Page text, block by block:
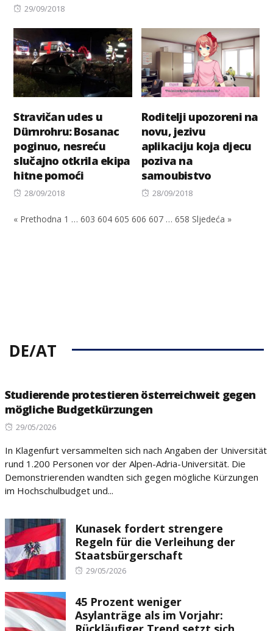
Posted
29/09/2018
Stravičan udes u
Dürnrohru: Bosanac
poginuo, nesreću
slučajno otkrila ekipa
hitne pomoći
Posted
28/09/2018
Roditelji upozoreni na
novu, jezivu
aplikaciju koja djecu
poziva na
samoubistvo
Posted
28/09/2018
« Prethodna 1 … 603 604 605 606 607 … 658 Sljedeća »
DE/AT
Studierende protestieren österreichweit gegen
mögliche Budgetkürzungen
Posted
29/05/2026
In Klagenfurt versammelten sich nach Angaben der Universität
rund 1.200 Personen vor der Alpen-Adria-Universität. Die
Demonstrierenden wandten sich gegen mögliche Kürzungen
im Hochschulbudget und...
Kunasek fordert strengere
Regeln für die Verleihung der
Staatsbürgerschaft
Posted
29/05/2026
45 Prozent weniger
Asylanträge als im Vorjahr: